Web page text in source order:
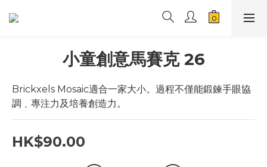
小童創意馬賽克 26
Brickxels Mosaic適合一家大小。過程不僅能鍛鍊手眼協
調﹑專注力及培養創造力。
HK$90.00